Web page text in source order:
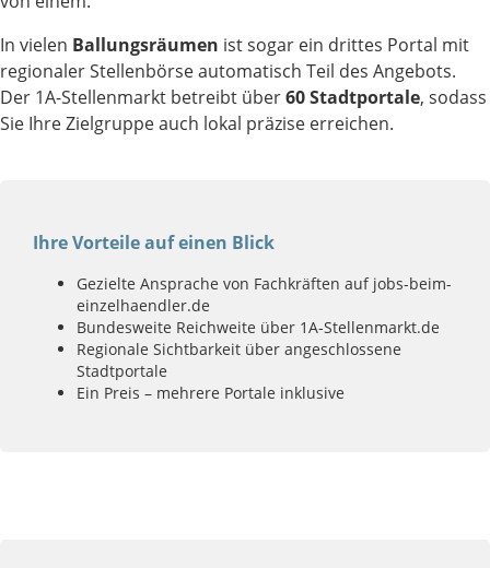
In vielen Ballungsräumen ist sogar ein drittes Portal mit
regionaler Stellenbörse automatisch Teil des Angebots.
Der 1A-Stellenmarkt betreibt über60 Stadtportale, sodass
Sie Ihre Zielgruppe auch lokal präzise erreichen.
Ihre Vorteile auf einen Blick
Gezielte Ansprache von Fachkräften auf jobs-beim-
einzelhaendler.de
Bundesweite Reichweite über 1A-Stellenmarkt.de
Regionale Sichtbarkeit über angeschlossene
Stadtportale
Ein Preis – mehrere Portale inklusive